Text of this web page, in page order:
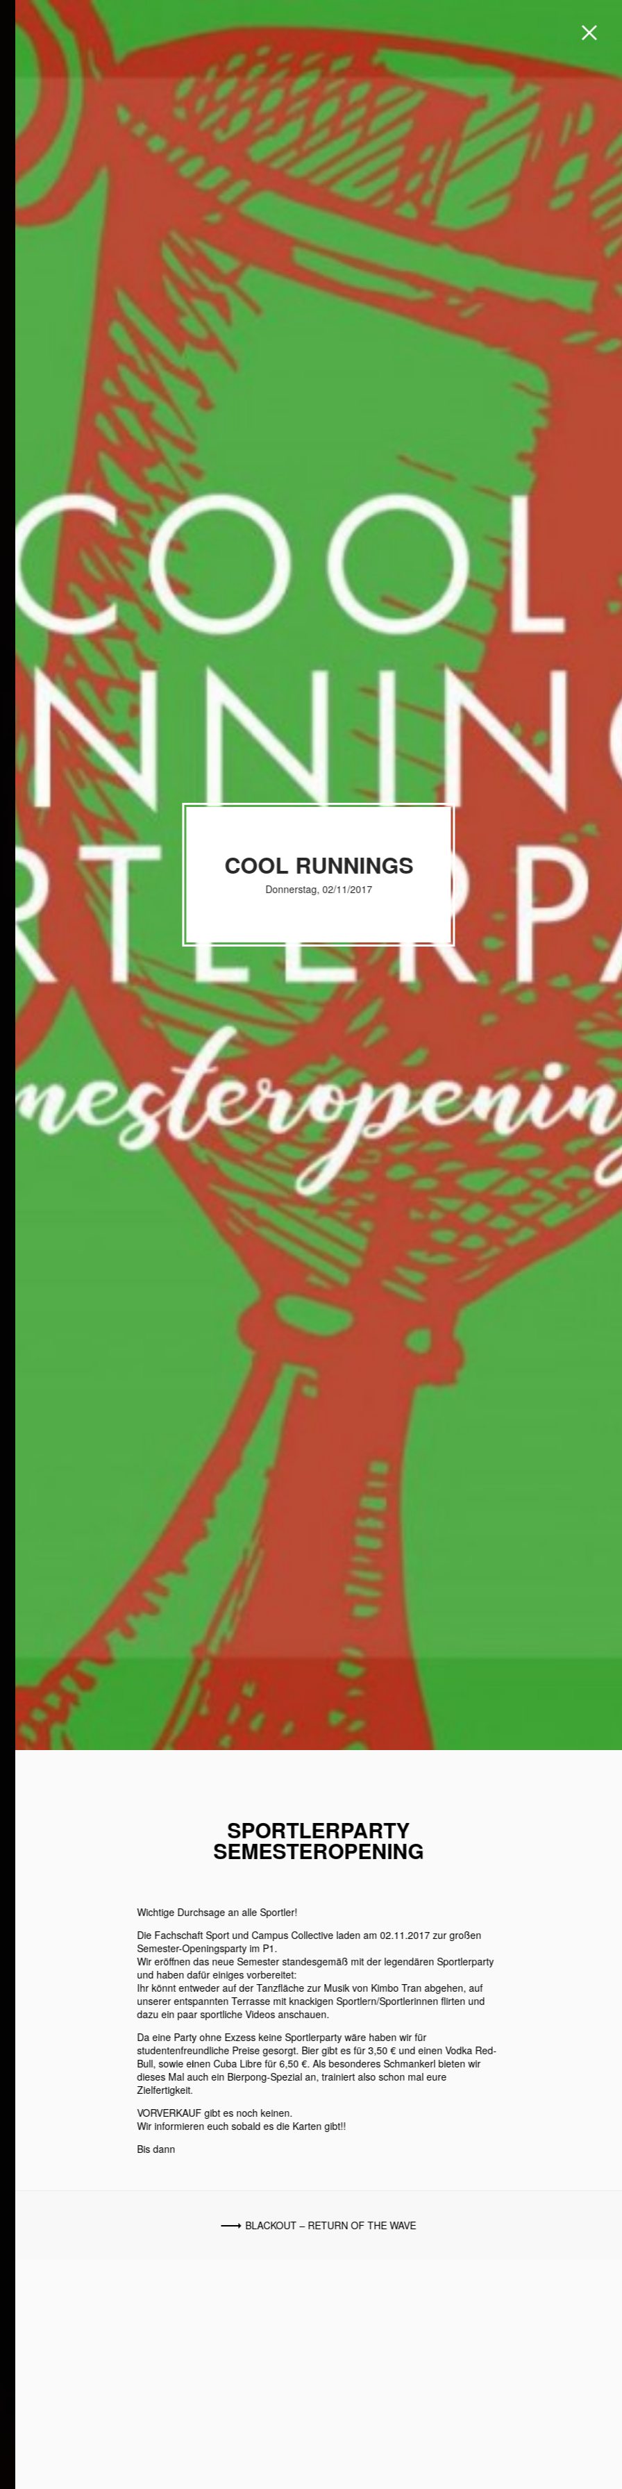
COOL RUNNINGS
Donnerstag, 02/11/2017
SPORTLERPARTY
SEMESTEROPENING
Wichtige Durchsage an alle Sportler!
Die Fachschaft Sport und Campus Collective laden am 02.11.2017 zur großen
Semester-Openingsparty im P1.
Wir eröffnen das neue Semester standesgemäß mit der legendären Sportlerparty
und haben dafür einiges vorbereitet:
Ihr könnt entweder auf der Tanzfläche zur Musik von Kimbo Tran abgehen, auf
unserer entspannten Terrasse mit knackigen Sportlern/Sportlerinnen flirten und
dazu ein paar sportliche Videos anschauen.
Da eine Party ohne Exzess keine Sportlerparty wäre haben wir für
studentenfreundliche Preise gesorgt. Bier gibt es für 3,50 € und einen Vodka Red-
Bull, sowie einen Cuba Libre für 6,50 €. Als besonderes Schmankerl bieten wir
dieses Mal auch ein Bierpong-Spezial an, trainiert also schon mal eure
Zielfertigkeit.
VORVERKAUF gibt es noch keinen.
Wir informieren euch sobald es die Karten gibt!!
Bis dann
BLACKOUT – RETURN OF THE WAVE